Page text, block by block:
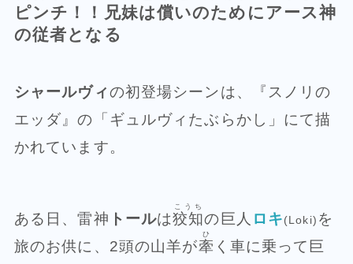
ピンチ！！
兄妹は償いのためにアース神
の従者となる
シャールヴィの初登場シーンは、『スノリの
エッダ』の「ギュルヴィたぶらかし」にて描
かれています。
ある日、雷神 トールは狡知
こうち
の巨人 ロキ(Loki) を
旅のお供に、2頭の山羊が牽
ひ
く車に乗って巨